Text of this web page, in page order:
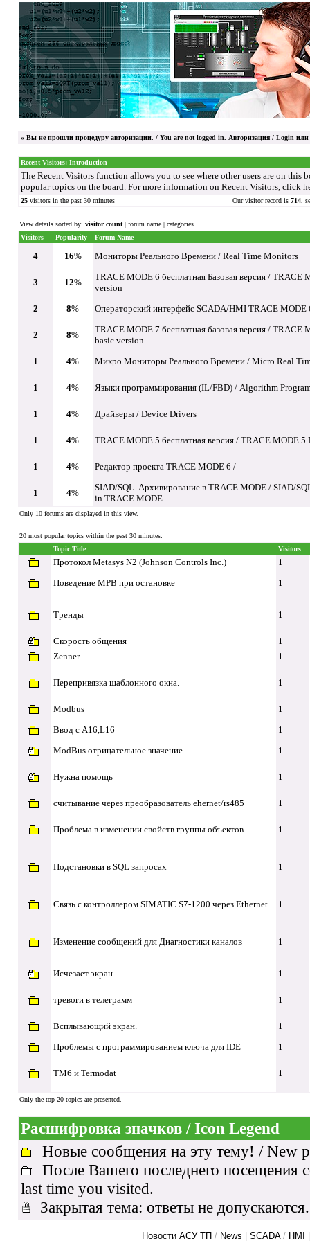
» Вы не прошли процедуру авторизации. / You are not logged in. Авторизация / Login
Recent Visitors: Introduction
The Recent Visitors function allows you to see where other users are on
popular topics on the board. For more information on Recent Visitors, click
25visitors in the past 30 minutes Our visitor record is 714,
View details sorted by: visitor count| forum name| categories
Visitors
Popularity Forum Name
4 16% Мониторы Реального Времени / Real Time Monitors
3 12%
TRACE MODE 6 бесплатная Базовая версия / TRACE
version
2
8% Операторский интерфейс SCADA/HMI TRACE MODE
2 8%
TRACE MODE 7 бесплатная базовая версия / TRACE
basic version
1
4% Микро Мониторы Реального Времени / Micro Real
1 4% Языки программирования (IL/FBD) / Algorithm
1 4% Драйверы / Device Drivers
1 4% TRACE MODE 5 бесплатная версия / TRACE MODE 5
1 4% Редактор проекта TRACE MODE 6 /
1 4%
SIAD/SQL. Архивирование в TRACE MODE / SIAD/
in TRACE MODE
Only 10 forums are displayed in this view.
20 most popular topics within the past 30 minutes:
Topic Title
Visitors
Протокол Metasys N2 (Johnson Controls Inc.)
1
Поведение МРВ при остановке
1
Тренды 1
Скорость общения
1
Zenner
1
Перепривязка шаблонного окна. 1
Modbus
1
Ввод с А16,L16
1
ModBus отрицательное значение
1
Нужна помощь 1
считывание через преобразователь ehernet/rs485 1
Проблема в изменении свойств группы объектов 1
Подстановки в SQL запросах 1
Связь с контроллером SIMATIC S7-1200 через Ethernet 1
Изменение сообщений для Диагностики каналов 1
Исчезает экран 1
тревоги в телеграмм 1
Всплывающий экран.
1
Проблемы с программированием ключа для IDE
1
TM6 и Termodat 1
Only the top 20 topics are presented.
Расшифровка значков / Icon Legend
Новые сообщения на эту тему! / New
После Вашего последнего посещения
last time you visited.
Закрытая тема: ответы не
Новости АСУ ТП / News SCADA/ HMI